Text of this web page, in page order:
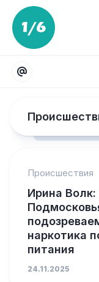
Перейти
содержанию
Происшествия
Ирина
наркотика
питания
24.11.2025